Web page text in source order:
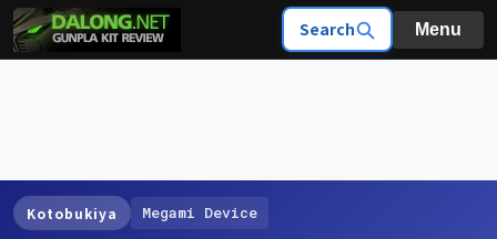
Search Menu
Kotobukiya Megami Device